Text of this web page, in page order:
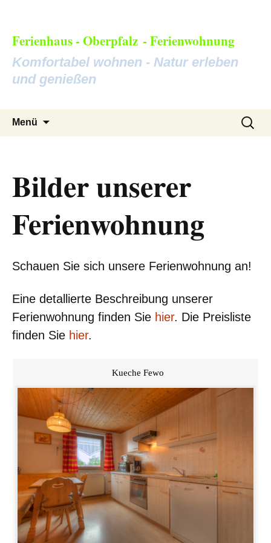
Ferienhaus - Oberpfalz - Ferienwohnung
Komfortabel wohnen - Natur erleben
und genießen
Menü
Suche
nach:
Bilder unserer
Ferienwohnung
Schauen Sie sich unsere Ferienwohnung an!
Eine detallierte Beschreibung unserer
Ferienwohnung finden Sie hier. Die Preisliste
finden Sie hier.
Kueche Fewo